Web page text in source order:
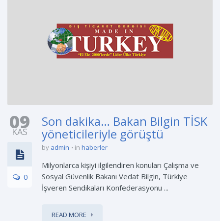
09
KAS
0
Son dakika… Bakan Bilgin TİSK
yöneticileriyle görüştü
by admin in haberler
Milyonlarca kişiyi ilgilendiren konuları Çalışma ve
Sosyal Güvenlik Bakanı Vedat Bilgin, Türkiye
İşveren Sendikaları Konfederasyonu ...
READ MORE